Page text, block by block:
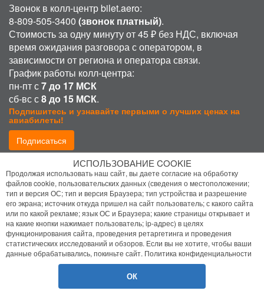
Звонок в колл-центр bilet.aero:
8-809-505-3400 (звонок платный).
Стоимость за одну минуту от 45 ₽ без НДС, включая
время ожидания разговора с оператором, в
зависимости от региона и оператора связи.
График работы колл-центра:
пн-пт с7 до 17 МСК
сб-вс с8 до 15 МСК.
Подпишитесь и узнавайте первыми о лучших ценах на
авиабилеты!
Подписаться
Присоединиться:
Политика конфиденциальности
Помощь
- Все права защищены
ИСПОЛЬЗОВАНИЕ COOKIE
Продолжая использовать наш сайт, вы даете согласие на обработку
файлов cookie, пользовательских данных (сведения о местоположении;
тип и версия ОС; тип и версия Браузера; тип устройства и разрешение
его экрана; источник откуда пришел на сайт пользователь; с какого сайта
или по какой рекламе; язык ОС и Браузера; какие страницы открывает и
на какие кнопки нажимает пользователь; ip-адрес) в целях
функционирования сайта, проведения ретаргетинга и проведения
статистических исследований и обзоров. Если вы не хотите, чтобы ваши
данные обрабатывались, покиньте сайт. Политика конфиденциальности
ОК